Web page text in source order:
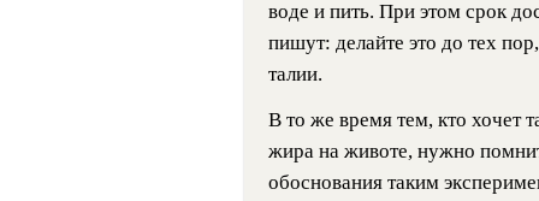
воде и пить. При этом срок
пишут: делайте это до тех
талии.
В то же время тем, кто хочет
жира на животе, нужно
обоснования таким